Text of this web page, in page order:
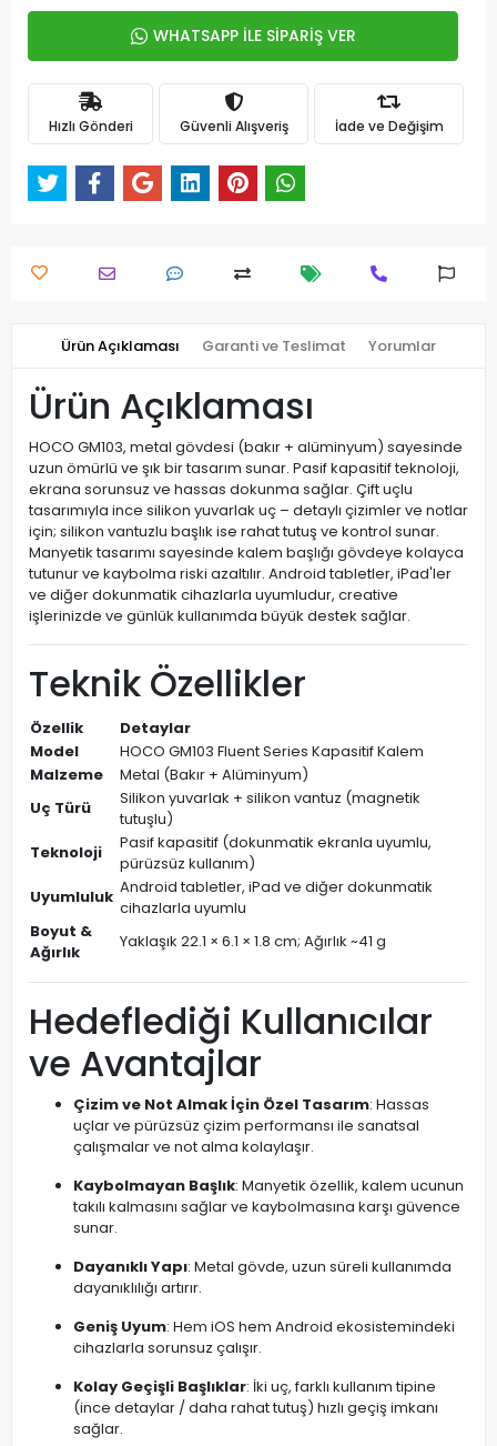
WHATSAPP İLE SİPARİŞ VER
Hızlı Gönderi Güvenli Alışveriş İade ve Değişim
Ürün Açıklaması Garanti ve Teslimat Yorumlar
Ürün Açıklaması
HOCO GM103, metal gövdesi (bakır + alüminyum) sayesinde
uzun ömürlü ve şık bir tasarım sunar. Pasif kapasitif teknoloji,
ekrana sorunsuz ve hassas dokunma sağlar. Çift uçlu
tasarımıyla ince silikon yuvarlak uç – detaylı çizimler ve notlar
için; silikon vantuzlu başlık ise rahat tutuş ve kontrol sunar.
Manyetik tasarımı sayesinde kalem başlığı gövdeye kolayca
tutunur ve kaybolma riski azaltılır. Android tabletler, iPad'ler
ve diğer dokunmatik cihazlarla uyumludur, creative
işlerinizde ve günlük kullanımda büyük destek sağlar.
Teknik Özellikler
Özellik
Detaylar
Model
HOCO GM103 Fluent Series Kapasitif Kalem
Malzeme
Metal (Bakır + Alüminyum)
Uç Türü
Silikon yuvarlak + silikon vantuz (magnetik
tutuşlu)
Teknoloji
Pasif kapasitif (dokunmatik ekranla uyumlu,
pürüzsüz kullanım)
Uyumluluk Android tabletler, iPad ve diğer dokunmatik
cihazlarla uyumlu
Boyut &
Ağırlık
Yaklaşık 22.1 × 6.1 × 1.8 cm; Ağırlık ~41 g
Hedeflediği Kullanıcılar
ve Avantajlar
Çizim ve Not Almak İçin Özel Tasarım: Hassas
uçlar ve pürüzsüz çizim performansı ile sanatsal
çalışmalar ve not alma kolaylaşır.
Kaybolmayan Başlık: Manyetik özellik, kalem ucunun
takılı kalmasını sağlar ve kaybolmasına karşı güvence
sunar.
Dayanıklı Yapı: Metal gövde, uzun süreli kullanımda
dayanıklılığı artırır.
Geniş Uyum: Hem iOS hem Android ekosistemindeki
cihazlarla sorunsuz çalışır.
Kolay Geçişli Başlıklar: İki uç, farklı kullanım tipine
(ince detaylar / daha rahat tutuş) hızlı geçiş imkanı
sağlar.